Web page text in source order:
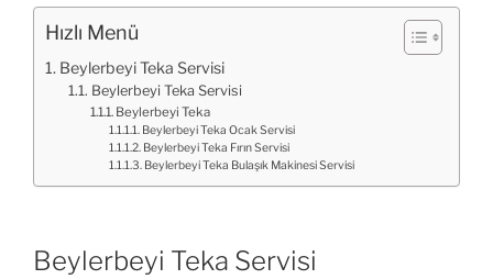
Hızlı Menü
Beylerbeyi Teka Servisi
Beylerbeyi Teka Servisi
Beylerbeyi Teka
Beylerbeyi Teka Ocak Servisi
Beylerbeyi Teka Fırın Servisi
Beylerbeyi Teka Bulaşık Makinesi Servisi
Beylerbeyi Teka Servisi